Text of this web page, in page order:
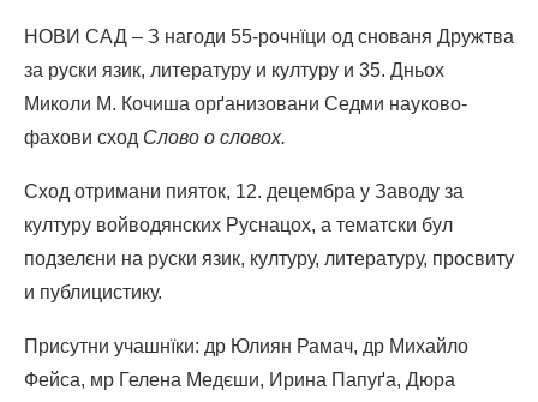
НОВИ САД – З нагоди 55-рочнїци од снованя Дружтва
за руски язик, литературу и културу и 35. Дньох
Миколи М. Кочиша орґанизовани Седми науково-
фахови сход Слово о словох.
Сход отримани пияток, 12. децембра у Заводу за
културу войводянских Руснацох, а тематски бул
подзелєни на руски язик, културу, литературу, просвиту
и публицистику.
Присутни учашнїки: др Юлиян Рамач, др Михайло
Фейса, мр Гелена Медєши, Ирина Папуґа, Дюра